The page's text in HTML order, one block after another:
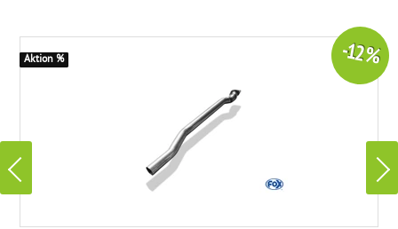
-12 %
Aktion %